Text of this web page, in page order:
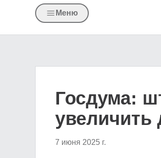
Меню
Госдума:
увеличить
7 июня 2025 г.